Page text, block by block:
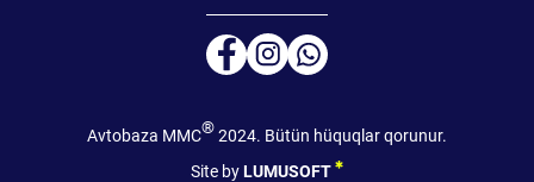
Avtobaza MMC®2024. Bütün hüquqlar qorunur.
Site byLUMUSOFT